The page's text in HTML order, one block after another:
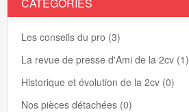
Les conseils du pro (3)
La revue de presse d'Ami de la 2cv (1)
Historique et évolution de la 2cv (0)
Nos pièces détachées (0)